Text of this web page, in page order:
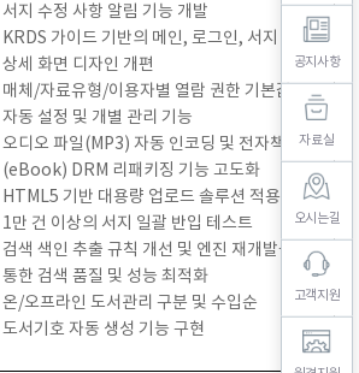
공지사항
자료실
오시는길
고객지원
서지 수정 사항 알림 기능 개발
KRDS 가이드 기반의 메인, 로그인, 서지 검색/
상세 화면 디자인 개편
매체/자료유형/이용자별 열람 권한 기본값
자동 설정 및 개별 관리 기능
오디오 파일(MP3) 자동 인코딩 및 전자책
(eBook) DRM 리패키징 기능 고도화
HTML5 기반 대용량 업로드 솔루션 적용 및
1만 건 이상의 서지 일괄 반입 테스트
검색 색인 추출 규칙 개선 및 엔진 재개발을
통한 검색 품질 및 성능 최적화
온/오프라인 도서관리 구분 및 수입순
도서기호 자동 생성 기능 구현